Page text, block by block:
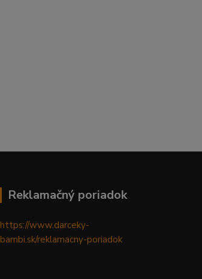
Reklamačný poriadok
https://www.darceky-
bambi.sk/reklamacny-poriadok